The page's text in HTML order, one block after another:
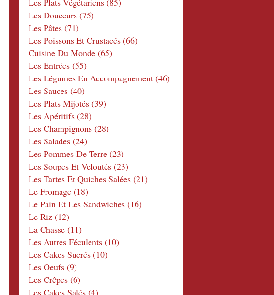
Les Plats Végétariens (85)
Les Douceurs (75)
Les Pâtes (71)
Les Poissons Et Crustacés (66)
Cuisine Du Monde (65)
Les Entrées (55)
Les Légumes En Accompagnement (46)
Les Sauces (40)
Les Plats Mijotés (39)
Les Apéritifs (28)
Les Champignons (28)
Les Salades (24)
Les Pommes-De-Terre (23)
Les Soupes Et Veloutés (23)
Les Tartes Et Quiches Salées (21)
Le Fromage (18)
Le Pain Et Les Sandwiches (16)
Le Riz (12)
La Chasse (11)
Les Autres Féculents (10)
Les Cakes Sucrés (10)
Les Oeufs (9)
Les Crêpes (6)
Les Cakes Salés (4)